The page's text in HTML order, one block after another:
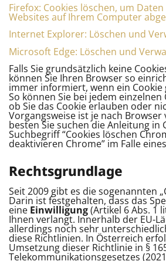
Firefox: Cookies löschen, um
Websites auf Ihrem Computer
Internet Explorer: Löschen und
Microsoft Edge: Löschen und
Falls Sie grundsätzlich keine
können Sie Ihren Browser so
immer informiert, wenn ein Cookie
So können Sie bei jedem einzelnen
ob Sie das Cookie erlauben oder
Vorgangsweise ist je nach Browser
besten Sie suchen die Anleitung in
Suchbegriff “Cookies löschen
deaktivieren Chrome” im Falle
Rechtsgrundlage
Seit 2009 gibt es die sogenannten
Darin ist festgehalten, dass das
eine Einwilligung(Artikel 6 Abs. 1
Ihnen verlangt. Innerhalb der EU-
allerdings noch sehr
diese Richtlinien. In Österreich
Umsetzung dieser Richtlinie in §
Telekommunikationsgesetzes